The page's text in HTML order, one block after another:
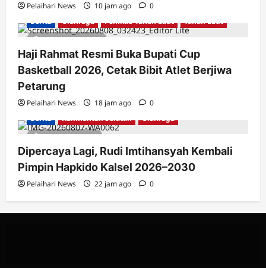
Pelaihari News 10 jam ago 0
2 minutes read
Berita Olahraga Pemkab Tanah Laut Tanah Laut
Haji Rahmat Resmi Buka Bupati Cup
Basketball 2026, Cetak Bibit Atlet Berjiwa
Petarung
Pelaihari News 18 jam ago 0
1 minute read
Berita Kalimantan Selatan Olahraga
Dipercaya Lagi, Rudi Imtihansyah Kembali
Pimpin Hapkido Kalsel 2026–2030
Pelaihari News 22 jam ago 0